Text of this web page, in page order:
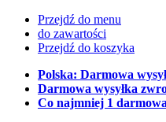
Przejdź do menu
do zawartości
Przejdź do koszyka
Polska: Darmowa
Darmowa wysyłka
Co najmniej 1